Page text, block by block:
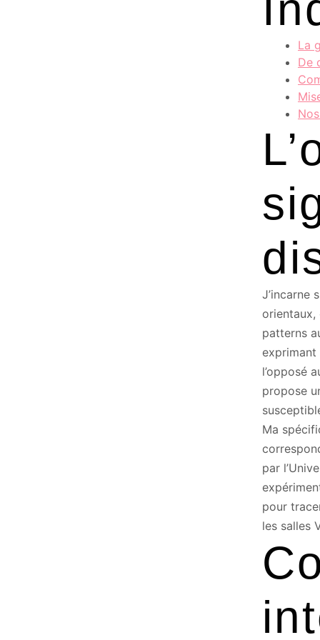
La
De
J’incarne
orientaux,
patterns
exprimant
l’opposé
propose
Ma
par
pour
les salles